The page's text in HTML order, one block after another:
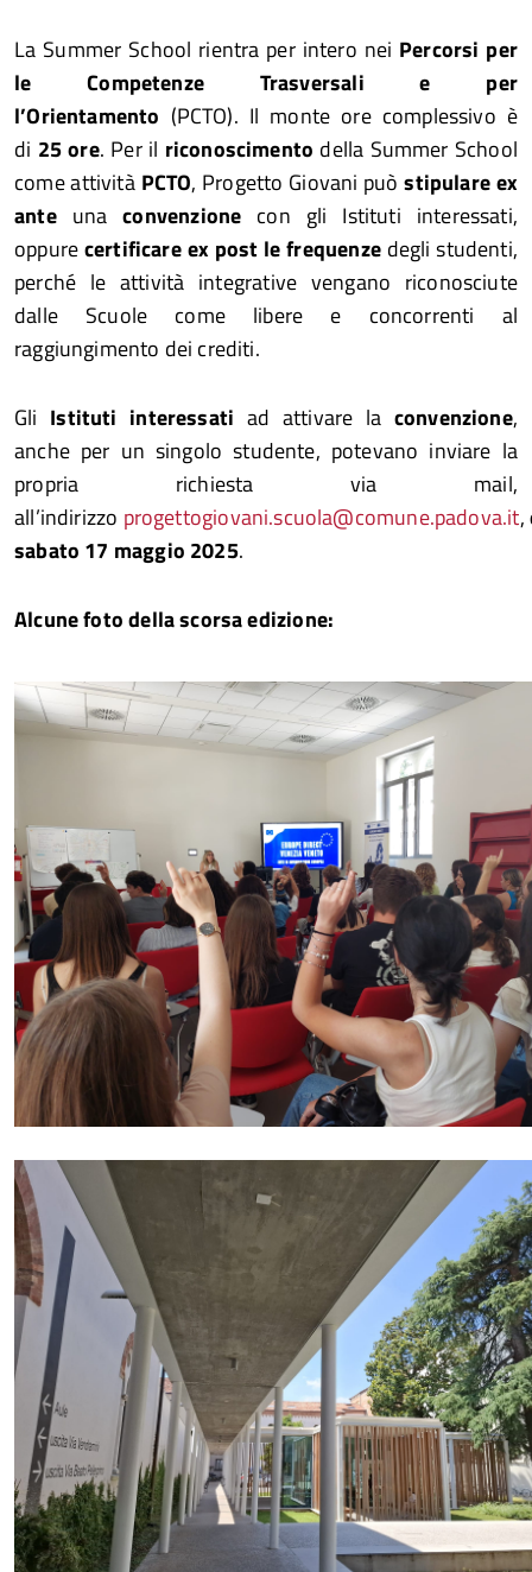
La Summer School rientra per intero nei Percorsi per
le Competenze Trasversali e per
l’Orientamento (PCTO). Il monte ore complessivo è
di 25 ore. Per il riconoscimento della Summer School
come attività PCTO, Progetto Giovani puòstipulare ex
ante unaconvenzione con gli Istituti interessati,
oppurecertificare ex post le frequenzedegli studenti,
perché le attività integrative vengano riconosciute
dalle Scuole come libere e concorrenti al
raggiungimento dei crediti.
Gli Istituti interessati ad attivare la convenzione,
anche per un singolo studente, potevano inviare la
propria richiesta via mail,
all’indirizzo progettogiovani.scuola@comune.padova.it,
sabato 17 maggio 2025.
Alcune foto della scorsa edizione: